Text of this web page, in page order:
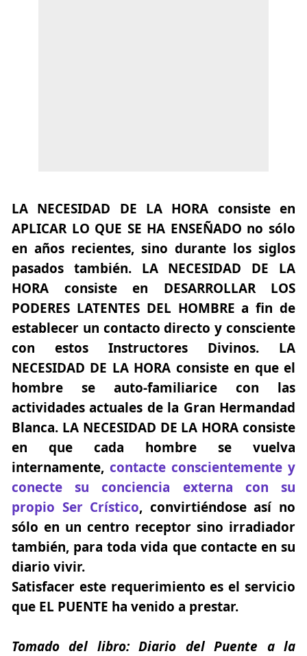
LA NECESIDAD DE LA HORA consiste en
APLICAR LO QUE SE HA ENSEÑADO no sólo
en años recientes, sino durante los siglos
pasados también. LA NECESIDAD DE LA
HORA consiste en DESARROLLAR LOS
PODERES LATENTES DEL HOMBRE a fin de
establecer un contacto directo y consciente
con estos Instructores Divinos. LA
NECESIDAD DE LA HORA consiste en que el
hombre se auto-familiarice con las
actividades actuales de la Gran Hermandad
Blanca. LA NECESIDAD DE LA HORA consiste
en que cada hombre se vuelva
internamente, contacte conscientemente y
conecte su conciencia externa con su
propio Ser Crístico, convirtiéndose así no
sólo en un centro receptor sino irradiador
también, para toda vida que contacte en su
diario vivir.
Satisfacer este requerimiento es el servicio
que EL PUENTE ha venido a prestar.
Tomado del libro:Diario del Puente a la